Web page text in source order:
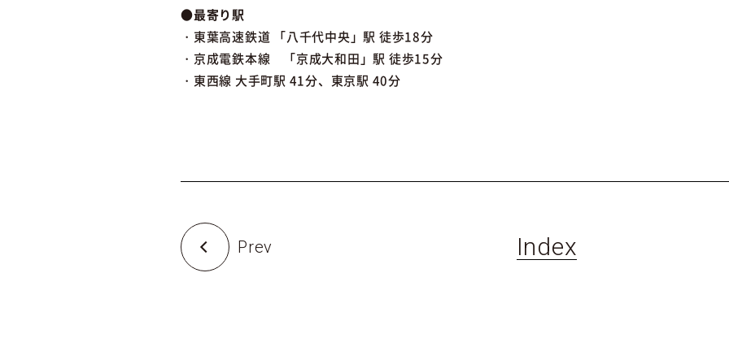
●最寄り駅
・東葉高速鉄道 「八千代中央」駅 徒歩18分
・京成電鉄本線 「京成大和田」駅 徒歩15分
・東西線 大手町駅 41分、東京駅 40分
Index
Prev